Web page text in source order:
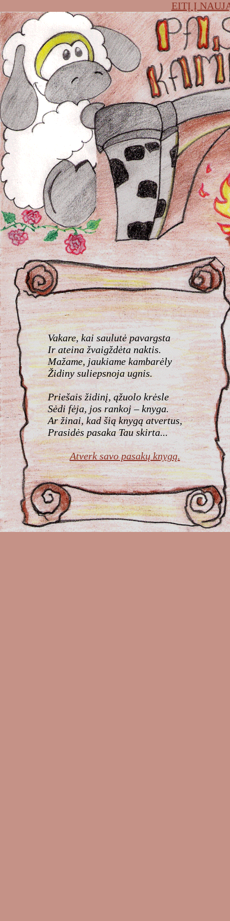
EITĮ Į
Vakare, kai saulutė pavargsta
Ir ateina žvaigždėta naktis.
Mažame, jaukiame kambarėly
Židiny suliepsnoja ugnis.
Priešais židinį, ąžuolo krėsle
Sėdi fėja, jos rankoj – knyga.
Ar žinai, kad šią knygą atvertus,
Prasidės pasaka Tau skirta...
Atverk savo pasakų knygą.